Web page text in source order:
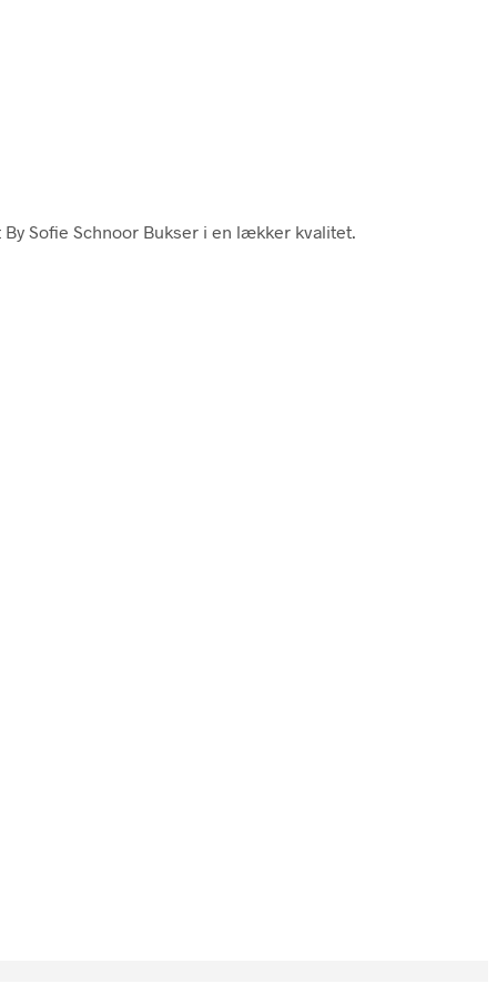
By Sofie Schnoor Bukser i en lækker kvalitet.